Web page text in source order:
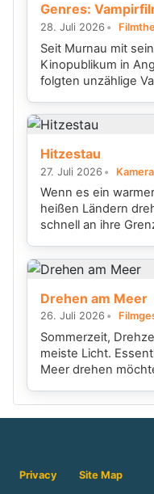
Genres:
28. Juli 2026
Seit Murnau mit
Kinopublikum in
folgten unzählige
Hitzestau
27. Juli 2026 Kamera
Wenn es ein
heißen Ländern
schnell an ihre
Drehen am Meer
26. Juli 2026
Sommerzeit,
meiste Licht.
Meer drehen
Privacy Site Map